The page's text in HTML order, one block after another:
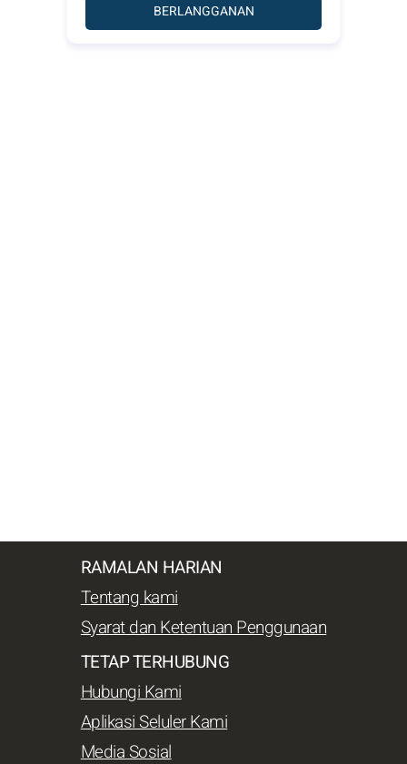
BERLANGGANAN
RAMALAN HARIAN
Tentang kami
Syarat dan Ketentuan Penggunaan
TETAP TERHUBUNG
Hubungi Kami
Aplikasi Seluler Kami
Media Sosial